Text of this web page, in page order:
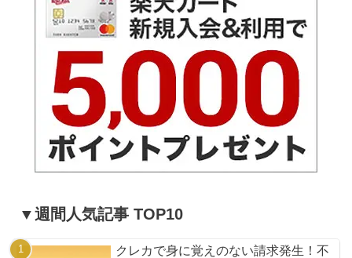
▼週間人気記事 TOP10
クレカで身に覚えのない請求発生！不